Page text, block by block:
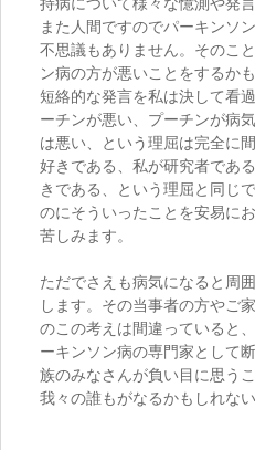
持病について様々な憶測や発
また人間ですのでパーキンソ
不思議もありません。そのこ
ン病の方が悪いことをするか
短絡的な発言を私は決して看
ーチンが悪い、プーチンが病
は悪い、という理屈は完全に
好きである、私が研究者であ
きである、という理屈と同じ
のにそういったことを安易に
苦しみます。
ただでさえも病気になると周
します。その当事者の方やご
のこの考えは間違っていると
ーキンソン病の専門家として
族のみなさんが負い目に思う
我々の誰もがなるかもしれな